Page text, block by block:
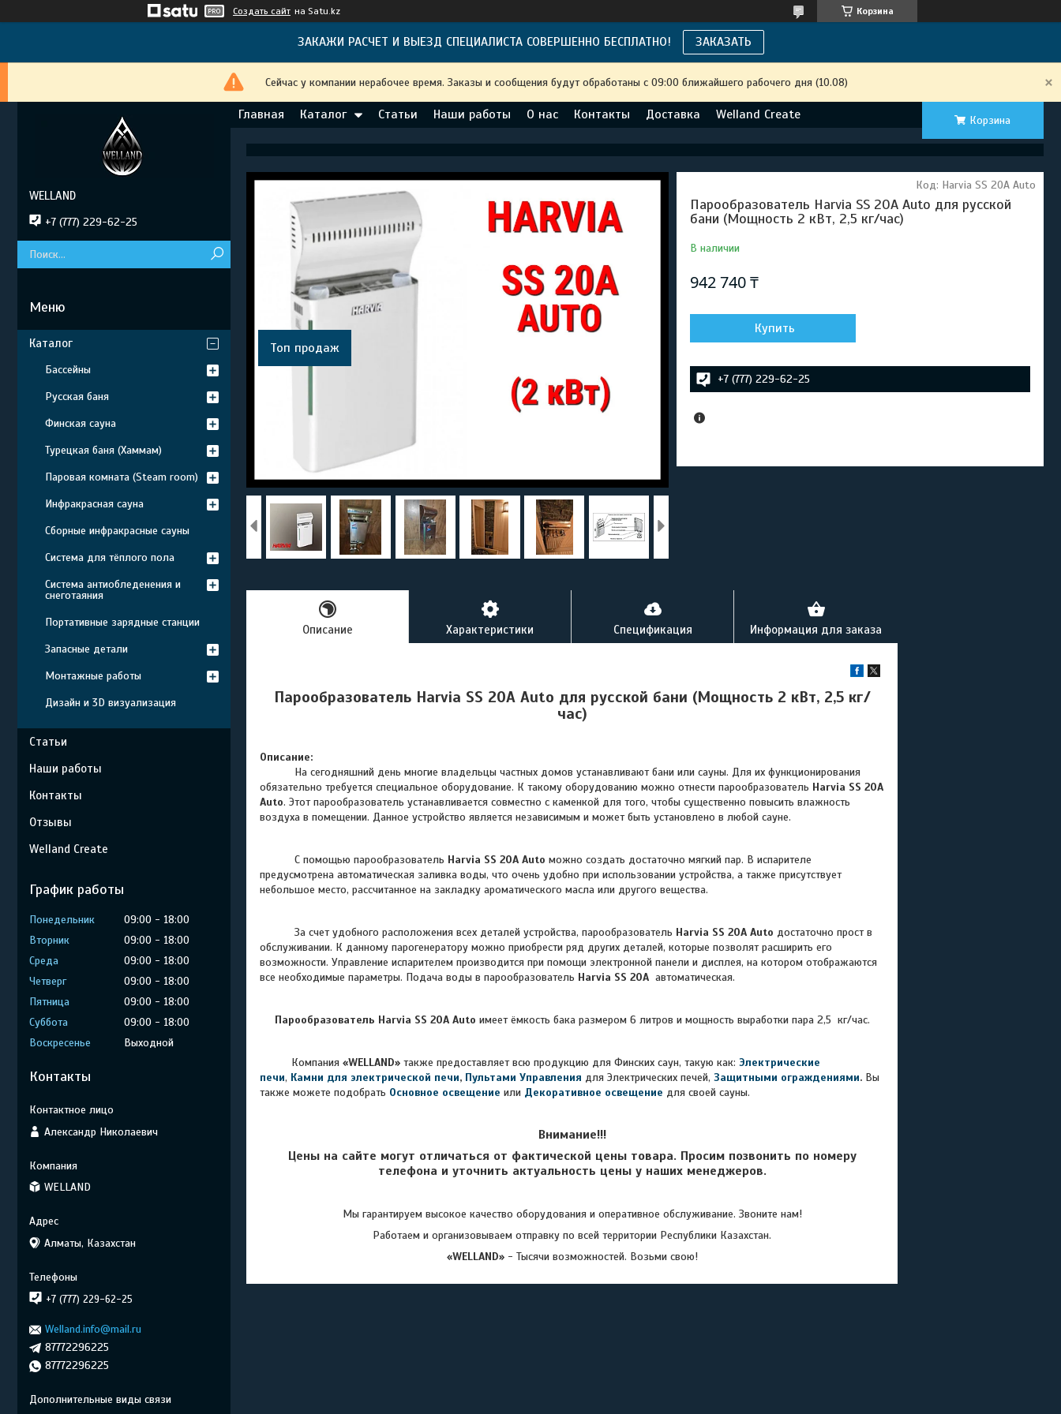
Создать сайт на Satu.kz Корзина
ЗАКАЖИ РАСЧЕТ И ВЫЕЗД СПЕЦИАЛИСТА СОВЕРШЕННО БЕСПЛАТНО! ЗАКАЗАТЬ
Сейчас у компании нерабочее время. Заказы и сообщения будут обработаны с 09:00 ближайшего рабочего дня (10.08)
Главная Каталог Статьи Наши работы О нас Контакты Доставка Welland Create Корзина
Топ продаж
Парообразователь Harvia SS 20A Auto для русской
бани (Мощность 2 кВт, 2,5 кг/час)
В наличии
Код: Harvia SS 20A Auto
942 740 ₸
Купить
+7 (777) 229-62-25
Описание Характеристики Спецификация Информация для заказа
Парообразователь Harvia SS 20A Auto для русской бани (Мощность 2 кВт, 2,5 кг/
час)
Описание:
На сегодняшний день многие владельцы частных домов устанавливают бани или сауны. Для их функционирования
обязательно требуется специальное оборудование. К такому оборудованию можно отнести парообразователь Harvia SS 20A
Auto. Этотпарообразователь устанавливается совместно с каменкой для того, чтобы существенно повысить влажность
воздуха в помещении. Данное устройство является независимым и может быть установлено в любой сауне.
С помощью парообразователь Harvia SS 20A Auto можно создать достаточно мягкий пар. В испарителе
предусмотрена автоматическая заливка воды, что очень удобно при использовании устройства, а также присутствует
небольшое место, рассчитанное на закладку ароматического масла или другого вещества.
За счет удобного расположения всех деталей устройства, парообразователь Harvia SS 20A Auto достаточно прост в
обслуживании. К данному парогенератору можно приобрести ряд других деталей, которые позволят расширить его
возможности. Управление испарителем производится при помощи электронной панели и дисплея, на котором отображаются
все необходимые параметры. Подача воды в парообразователь Harvia SS 20A автоматическая.
Парообразователь Harvia SS 20A Auto имеет ёмкость бака размером 6 литров и мощность выработки пара 2,5 кг/час.
Компания «WELLAND» также предоставляет всю продукцию для Финских саун, такую как: Электрические
печи, Камни для электрической печи, Пультами Управления для Электрических печей, Защитными ограждениями. Вы
также можете подобрать Основное освещение или Декоративное освещение для своей сауны.
Внимание!!!
Цены на сайте могут отличаться от фактической цены товара. Просим позвонить по номеру
телефона и уточнить актуальность цены у наших менеджеров.
Мы гарантируем высокое качество оборудования и оперативное обслуживание. Звоните нам!
Работаем и организовываем отправку по всей территории Республики Казахстан.
«WELLAND»- Тысячи возможностей. Возьми свою!
WELLAND
+7 (777) 229-62-25
Каталог
Бассейны
Русская баня
Финская сауна
Турецкая баня (Хаммам)
Паровая комната (Steam room)
Инфракрасная сауна
Сборные инфракрасные сауны
Система для тёплого пола
Система антиобледенения и
снеготаяния
Портативные зарядные станции
Запасные детали
Монтажные работы
Дизайн и 3D визуализация
Статьи
Наши работы
Контакты
Отзывы
Welland Create
График работы
Понедельник 09:00
18:00
Вторник
09:00
18:00
Среда
09:00
18:00
Четверг
09:00
18:00
Пятница
09:00
18:00
Суббота
09:00
18:00
Воскресенье
Выходной
Контакты
Александр Николаевич
WELLAND
Алматы, Казахстан
+7 (777) 229-62-25
Welland.info@mail.ru
87772296225
87772296225